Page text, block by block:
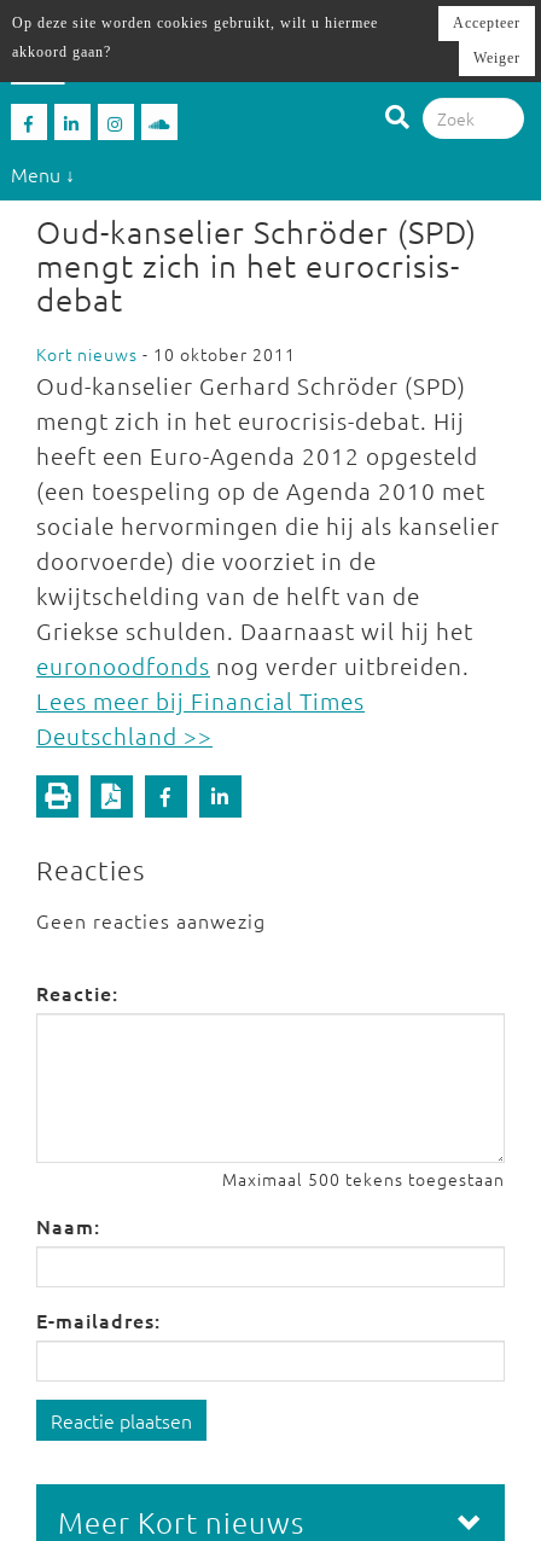
Menu ↓
Oud-kanselier Schröder (SPD)
mengt zich in het eurocrisis-
debat
Kort nieuws - 10 oktober 2011
Oud-kanselier Gerhard Schröder (SPD)
mengt zich in het eurocrisis-debat. Hij
heeft een Euro-Agenda 2012 opgesteld
(een toespeling op de Agenda 2010 met
sociale hervormingen die hij als kanselier
doorvoerde) die voorziet in de
kwijtschelding van de helft van de
Griekse schulden. Daarnaast wil hij het
euronoodfonds nog verder uitbreiden.
Lees meer bij Financial Times
Deutschland >>
Reacties
Geen reacties aanwezig
Reactie:
Maximaal 500 tekens toegestaan
Naam:
E-mailadres:
Reactie plaatsen
Meer Kort nieuws
Op deze site worden cookies gebruikt, wilt u hiermee
akkoord gaan?
Accepteer
Weiger